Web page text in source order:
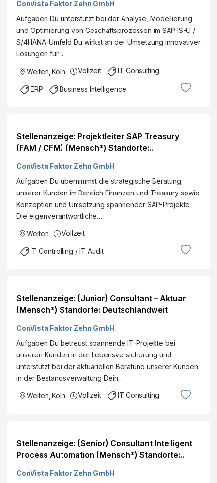
ConVista Faktor Zehn GmbH
Aufgaben Du unterstützt bei der Analyse, Modellierung
und Optimierung von Geschäftsprozessen im SAP IS-U /
S/4HANA-Umfeld Du wirkst an der Umsetzung innovativer
Lösungen für…
Weiten Köln Vollzeit IT Consulting
ERP Business Intelligence
Stellenanzeige: Projektleiter SAP Treasury
(FAM / CFM) (Mensch*) Standorte:
ConVista Faktor Zehn GmbH
Aufgaben Du übernimmst die strategische Beratung
unserer Kunden im Bereich Finanzen und Treasury sowie
Konzeption und Umsetzung spannender SAP-Projekte
Die eigenverantwortliche…
Weiten Vollzeit
IT Controlling / IT Audit
Stellenanzeige: (Junior) Consultant – Aktuar
(Mensch*) Standorte: Deutschlandweit
ConVista Faktor Zehn GmbH
Aufgaben Du betreust spannende IT-Projekte bei
unseren Kunden in der Lebensversicherung und
unterstützt bei der aktuariellen Beratung unserer Kunden
in der Bestandsverwaltung Dein…
Weiten Köln Vollzeit IT Consulting
Stellenanzeige: (Senior) Consultant Intelligent
Process Automation (Mensch*) Standorte:
ConVista Faktor Zehn GmbH